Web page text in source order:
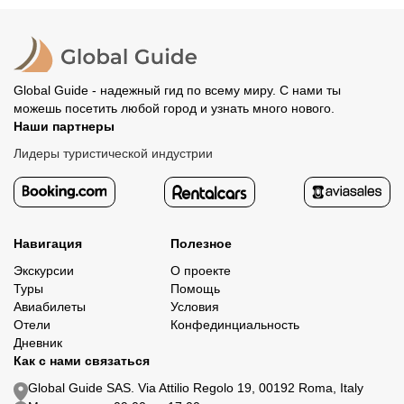
организатору напрямую не требуется.
Global Guide - надежный гид по всему миру. С нами ты
можешь посетить любой город и узнать много нового.
Наши партнеры
Лидеры туристической индустрии
Навигация
Экскурсии
Туры
Авиабилеты
Отели
Дневник
Полезное
О проекте
Помощь
Условия
Конфединциальность
Как с нами связаться
Global Guide SAS. Via Attilio Regolo 19, 00192 Roma, Italy